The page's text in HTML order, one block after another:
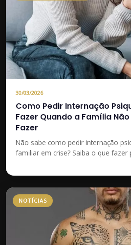
30/03/2026
Como Pedir Internação
Fazer Quando a Família
Fazer
Não sabe como pedir internação
familiar em crise? Saiba o que fazer
NOTÍCIAS